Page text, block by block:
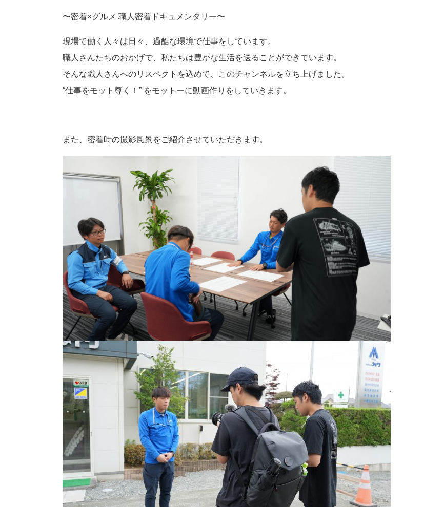
〜密着×グルメ 職人密着ドキュメンタリー〜
現場で働く人々は日々、過酷な環境で仕事をしています。
職人さんたちのおかげで、私たちは豊かな生活を送ることができています。
そんな職人さんへのリスペクトを込めて、このチャンネルを立ち上げました。
“仕事をモット尊く！” をモットーに動画作りをしていきます。
また、密着時の撮影風景をご紹介させていただきます。